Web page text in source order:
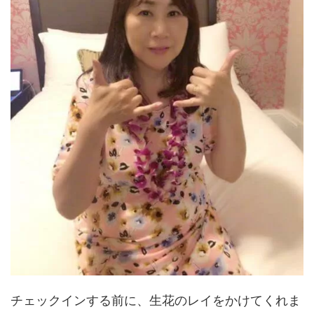
チェックインする前に、生花のレイをかけてくれま